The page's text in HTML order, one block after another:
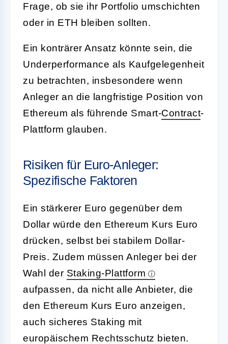
Frage, ob sie ihr Portfolio umschichten
oder in ETH bleiben sollten.
Ein konträrer Ansatz könnte sein, die
Underperformance als Kaufgelegenheit
zu betrachten, insbesondere wenn
Anleger an die langfristige Position von
Ethereum als führende Smart-Contract-
Plattform glauben.
Risiken für Euro-Anleger:
Spezifische Faktoren
Ein stärkerer Euro gegenüber dem
Dollar würde den Ethereum Kurs Euro
drücken, selbst bei stabilem Dollar-
Preis. Zudem müssen Anleger bei der
Wahl der Staking-Plattform
aufpassen, da nicht alle Anbieter, die
den Ethereum Kurs Euro anzeigen,
auch sicheres Staking mit
europäischem Rechtsschutz bieten.